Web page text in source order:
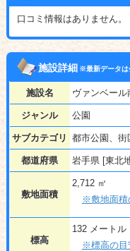
口コミ情報はありません。
施設詳細
※最新データは
施設名 ヴァンベール
ジャンル 公園
サブカテゴリ 都市公園、街
都道府県 岩手県 [東北
敷地面積
2,712 ㎡
※敷地面
標高
132 メートル
※標高の